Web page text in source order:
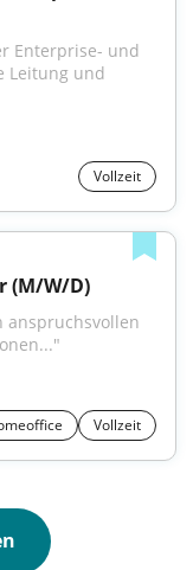
Enterprise- und
Leitung und
Vollzeit
(M/W/D)
Vollzeit